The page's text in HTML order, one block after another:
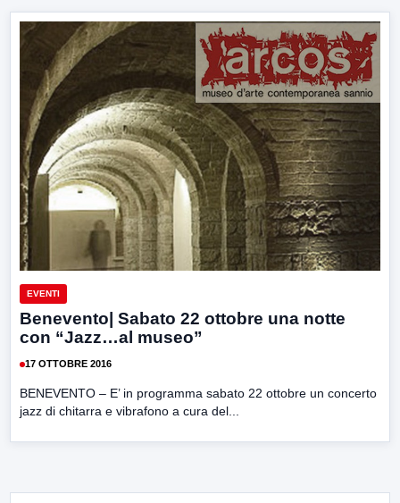
EVENTI
Benevento| Sabato 22 ottobre una notte
con “Jazz…al museo”
17 OTTOBRE 2016
BENEVENTO – E’ in programma sabato 22 ottobre un concerto
jazz di chitarra e vibrafono a cura del...